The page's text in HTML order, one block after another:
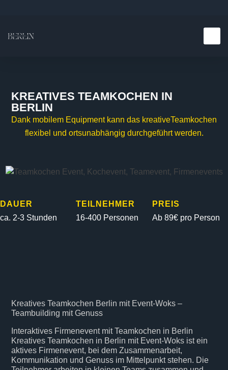
KREATIVES TEAMKOCHEN IN
BERLIN
Dank mobilem Equipment kann das kreativeTeamkochen
flexibel und ortsunabhängig durchgeführt werden.
DAUER
ca. 2-3 Stunden
TEILNEHMER
16-400 Personen
PREIS
Ab 89€ pro Person
Kreatives Teamkochen Berlin mit Event-Woks –
Teambuilding mit Genuss
Interaktives Firmenevent mit Teamkochen in Berlin
Kreatives Teamkochen in Berlin mit Event-Woks ist ein
aktives Firmenevent, bei dem Zusammenarbeit,
Kommunikation und Genuss im Mittelpunkt stehen. Die